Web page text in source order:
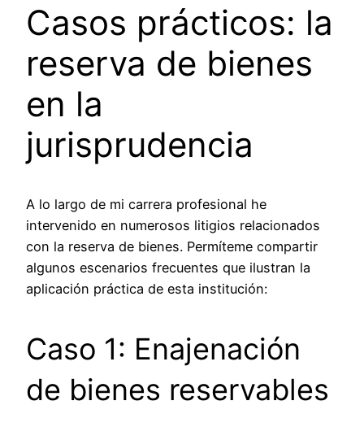
Casos prácticos: la
reserva de bienes
en la
jurisprudencia
A lo largo de mi carrera profesional he
intervenido en numerosos litigios relacionados
con la reserva de bienes. Permíteme compartir
algunos escenarios frecuentes que ilustran la
aplicación práctica de esta institución:
Caso 1: Enajenación
de bienes reservables